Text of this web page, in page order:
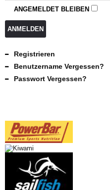
ANGEMELDET BLEIBEN
ANMELDEN
Registrieren
Benutzername Vergessen?
Passwort Vergessen?